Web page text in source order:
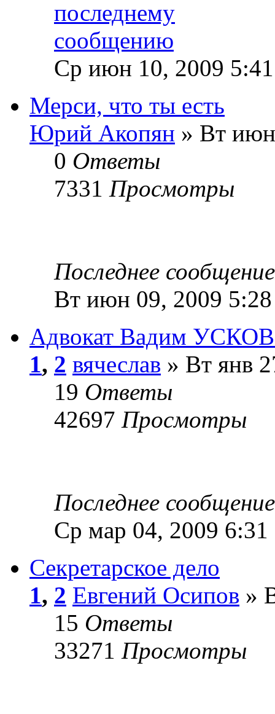
Ср июн 10, 2009
Мерси, что ты есть
Юрий Акопян » Вт
0 Ответы
7331 Просмотры
Последнее
Вт июн 09, 2009 5:28
Адвокат Вадим УСКОВ.
1, 2 вячеслав » Вт янв
19 Ответы
42697 Просмотры
Последнее
Ср мар 04, 2009 6:31
Секретарское дело
1, 2 Евгений Осипов »
15 Ответы
33271 Просмотры